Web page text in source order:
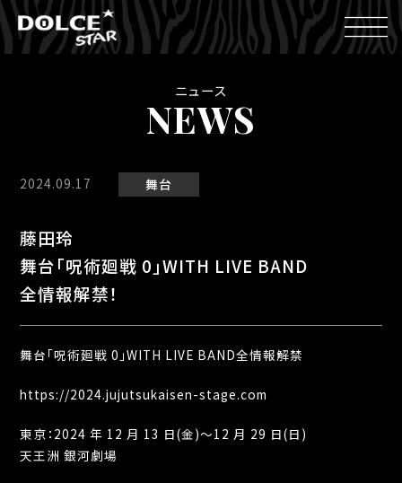
ニュース
NEWS
2024.09.17 舞台
藤田玲
舞台「呪術廻戦 0」WITH LIVE BAND
全情報解禁！
舞台「呪術廻戦 0」WITH LIVE BAND全情報解禁
https://2024.jujutsukaisen-stage.com
東京：2024 年 12 月 13 日(金)～12 月 29 日(日)
天王洲 銀河劇場